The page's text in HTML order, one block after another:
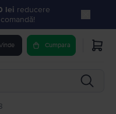
lei reducere
Cumpara